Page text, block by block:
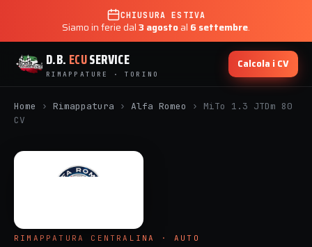
CHIUSURA ESTIVA
Siamo in ferie dal3 agostoal 6 settembre.
D.B. ECUSERVICE
RIMAPPATURE · TORINO
Calcola i CV
Home › Rimappatura › Alfa Romeo › MiTo 1.3 JTDm 80
CV
RIMAPPATURA CENTRALINA · AUTO